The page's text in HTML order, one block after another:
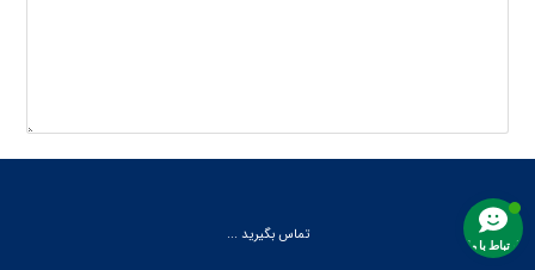
تماس بگیرید ... ارتباط با ما